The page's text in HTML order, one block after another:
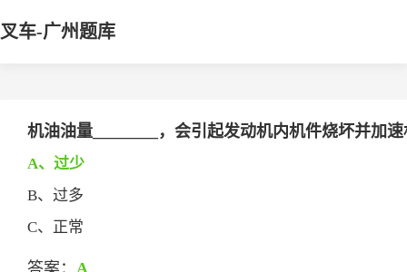
叉车-广州题库
机油油量________，会引起发动机内机件烧坏并加
A、过少
B、过多
C、正常
答案： A